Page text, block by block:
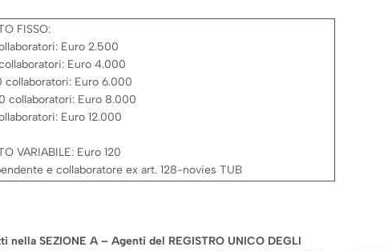
FISSO:
Euro 2.500
collaboratori: Euro 4.000
collaboratori: Euro 6.000
collaboratori: Euro 8.000
Euro 12.000
VARIABILE: Euro 120
e collaboratore ex art. 128-novies TUB
SEZIONE A – Agenti del REGISTRO UNICO DEGLI